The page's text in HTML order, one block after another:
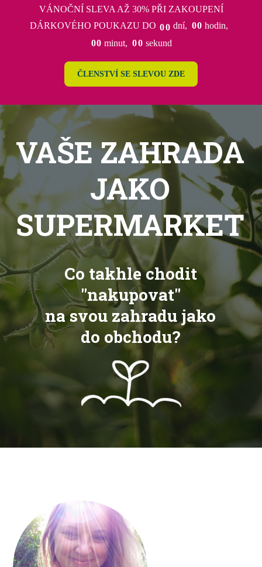
VÁNOČNÍ SLEVA AŽ 30% PŘI ZAKOUPENÍ
DÁRKOVÉHO POUKAZU DO 00 dní 00 hodin
00 minut 00 sekund
ČLENSTVÍ SE SLEVOU ZDE
VAŠE ZAHRADA
JAKO
SUPERMARKET
Co takhle chodit
"nakupovat"
na svou zahradu jako
do obchodu?